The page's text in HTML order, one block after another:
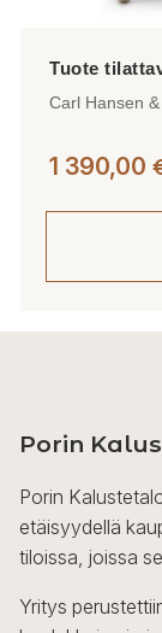
Carl Hansen
1 390,00
muunnelma.
tehdä
valinnat
tuotteen
sivulla.
Porin
Porin
etäisyydellä
tiloissa, joissa
Yritys